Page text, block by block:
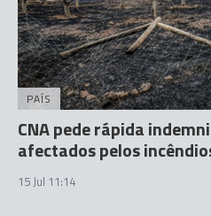
PAÍS
CNA pede rápida
afectados pelos
15 Jul 11:14